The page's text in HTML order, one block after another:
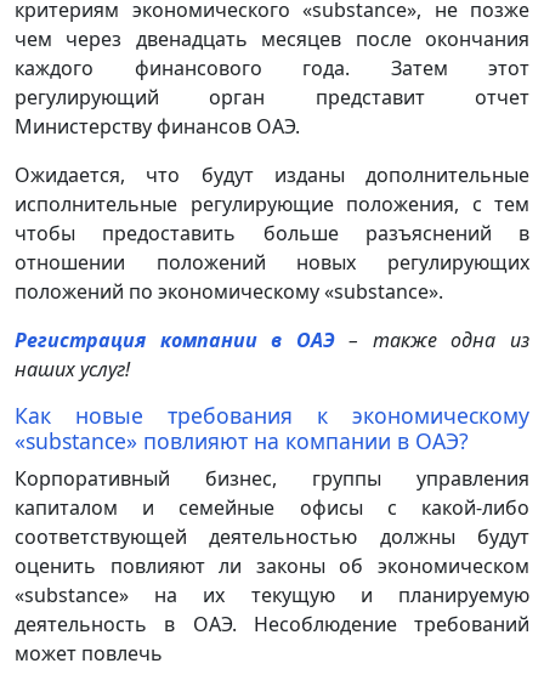
критериям экономического «substance», не позже
чем через двенадцать месяцев после окончания
каждого финансового года. Затем этот
регулирующий орган представит отчет
Министерству финансов ОАЭ.
Ожидается, что будут изданы дополнительные
исполнительные регулирующие положения, с тем
чтобы предоставить больше разъяснений в
отношении положений новых регулирующих
положений по экономическому «substance».
Регистрация компании в ОАЭ– также одна из
наших услуг!
Как новые требования к экономическому
«substance» повлияют на компании в ОАЭ?
Корпоративный бизнес, группы управления
капиталом и семейные офисы с какой-либо
соответствующей деятельностью должны будут
оценить повлияют ли законы об экономическом
«substance» на их текущую и планируемую
деятельность в ОАЭ. Несоблюдение требований
может повлечь